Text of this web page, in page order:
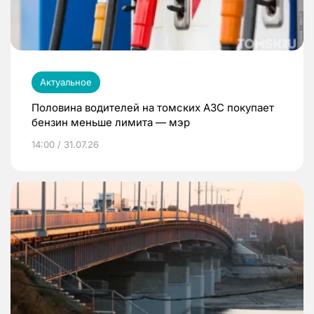
Актуальное
Половина водителей на томских АЗС покупает
бензин меньше лимита — мэр
14:00 / 31.07.26